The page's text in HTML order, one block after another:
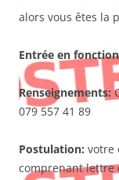
alors vous êtes la
Entrée en
Renseignements:
079 557 41 89
Postulation: votre
comprenant lettre